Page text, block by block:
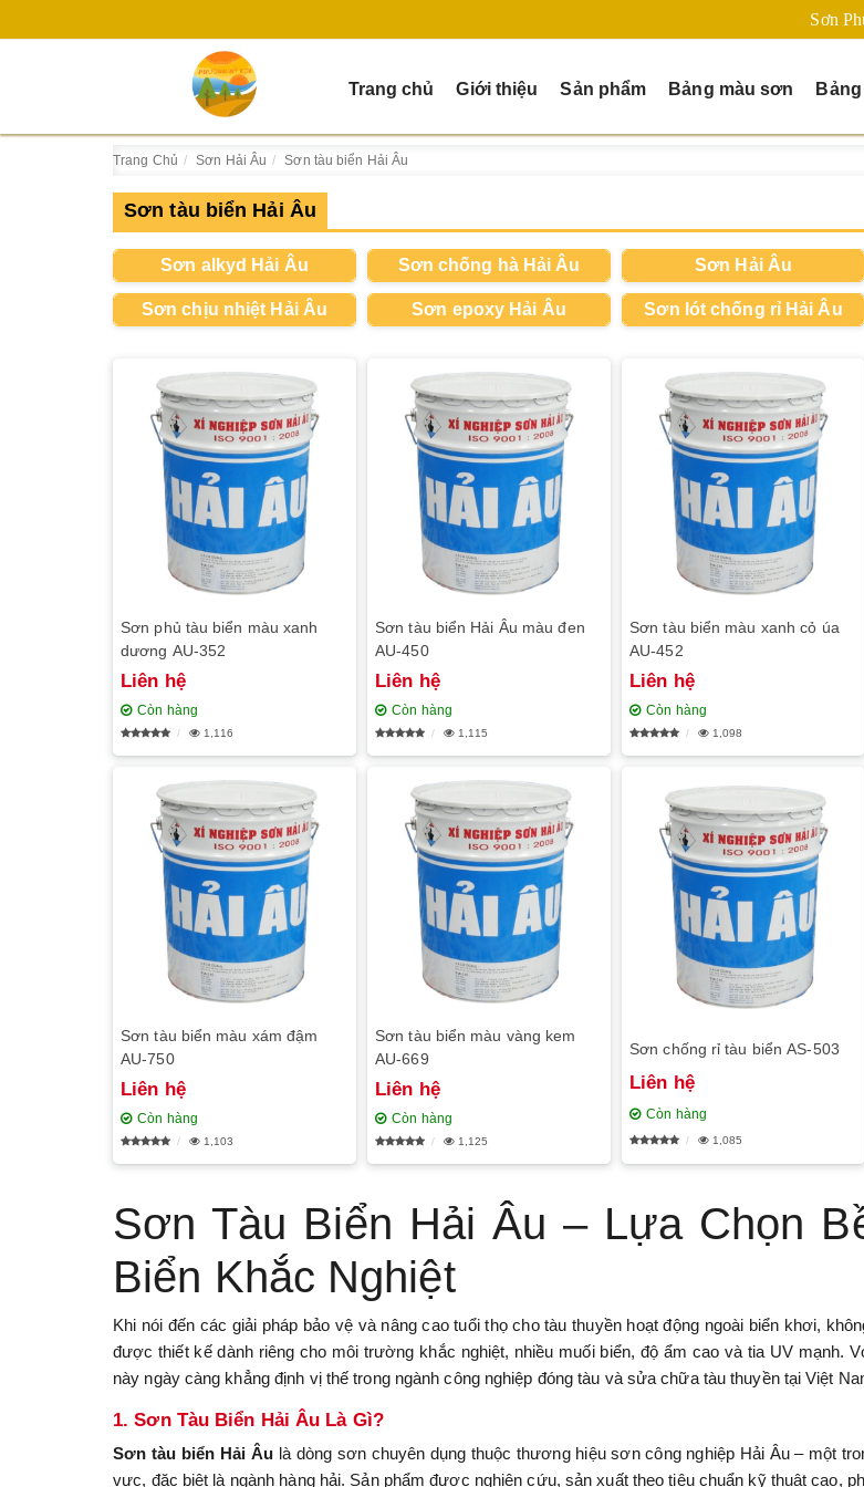
Sơn
Trang chủ Giới thiệu Sản phẩm Bảng màu sơn
Trang Chủ Sơn Hải Âu Sơn tàu biển Hải Âu
Sơn tàu biển Hải Âu
Sơn alkyd Hải Âu
Sơn chịu nhiệt Hải Âu
Sơn chống hà Hải Âu
Sơn epoxy Hải Âu
Sơn Hải Âu
Sơn lót chống rỉ Hải Âu
Sơn phủ tàu biển màu xanh
dương AU-352
Liên hệ
Còn hàng
1,116
Sơn tàu biển Hải Âu màu đen
AU-450
Liên hệ
Còn hàng
1,115
Sơn tàu biển màu xanh cỏ úa
AU-452
Liên hệ
Còn hàng
1,098
Sơn tàu biển màu xám đậm
AU-750
Liên hệ
Còn hàng
1,103
Sơn tàu biển màu vàng kem
AU-669
Liên hệ
Còn hàng
1,125
Sơn chống rỉ tàu biển AS-503
Liên hệ
Còn hàng
1,085
Sơn Tàu Biển Hải Âu – Lựa Chọn
Biển Khắc Nghiệt
Khi nói đến các giải pháp bảo vệ và nâng cao tuổi thọ cho tàu thuyền hoạt động ngoài biển khơi,
được thiết kế dành riêng cho môi trường khắc nghiệt, nhiều muối biển, độ ẩm cao và tia UV mạnh.
này ngày càng khẳng định vị thế trong ngành công nghiệp đóng tàu và sửa chữa tàu thuyền tại Việt
1. Sơn Tàu Biển Hải Âu Là Gì?
Sơn tàu biển Hải Âu là dòng sơn chuyên dụng thuộc thương hiệu sơn công nghiệp Hải Âu – một
vực, đặc biệt là ngành hàng hải. Sản phẩm được nghiên cứu, sản xuất theo tiêu chuẩn kỹ thuật cao,